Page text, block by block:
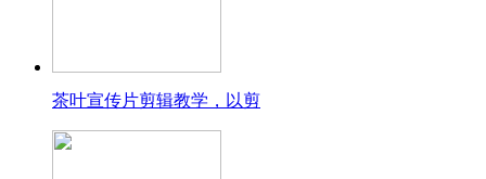
茶叶宣传片剪辑教学，以剪